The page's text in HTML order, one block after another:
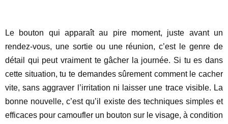
Le bouton qui apparaît au pire moment, juste avant un
rendez-vous, une sortie ou une réunion, c’est le genre de
détail qui peut vraiment te gâcher la journée. Si tu es dans
cette situation, tu te demandes sûrement comment le cacher
vite, sans aggraver l’irritation ni laisser une trace visible. La
bonne nouvelle, c’est qu’il existe des techniques simples et
efficaces pour camoufler un bouton sur le visage, à condition